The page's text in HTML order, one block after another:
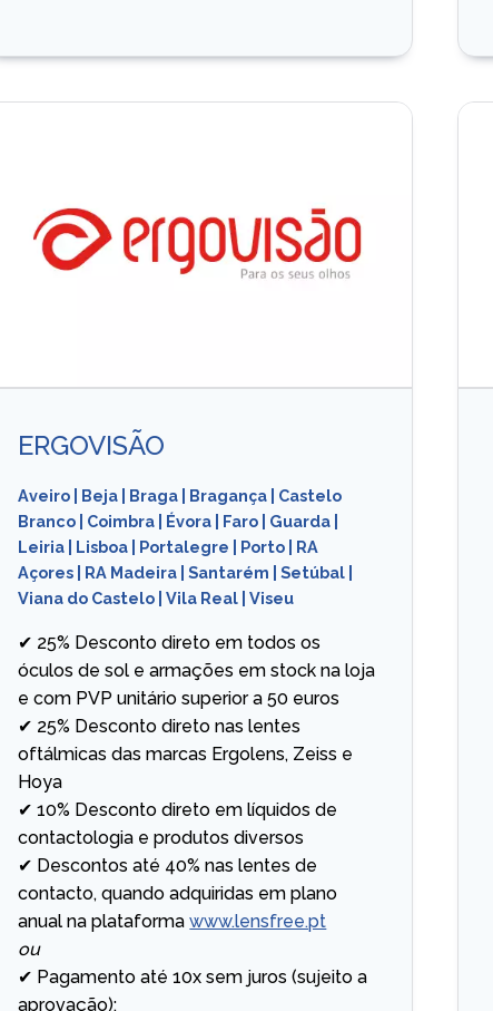
ERGOVISÃO
Aveiro Beja Braga Bragança
Castelo
Branco
Coimbra Évora Faro Guarda
Leiria
Lisboa Portalegre Porto
RA
Açores
RA Madeira |Santarém |Setúbal
Viana do Castelo |Vila Real |Viseu
✔ 25% Desconto direto em todos os
óculos de sol e armações em stock na loja
e com PVP unitário superior a 50 euros
✔ 25% Desconto direto nas lentes
oftálmicas das marcas Ergolens, Zeiss e
Hoya
✔ 10% Desconto direto em líquidos de
contactologia e produtos diversos
✔ Descontos até 40% nas lentes de
contacto, quando adquiridas em plano
anual na plataformawww.lensfree.pt
ou
✔ Pagamento até 10x sem juros (sujeito a
aprovação);